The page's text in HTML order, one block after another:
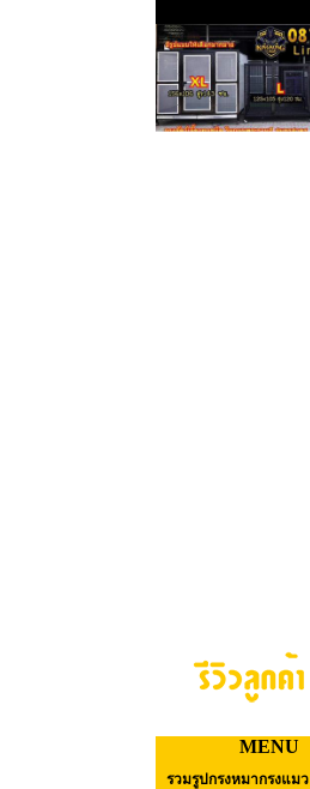
MENU
รวมรูปกรงหมากรงแมว